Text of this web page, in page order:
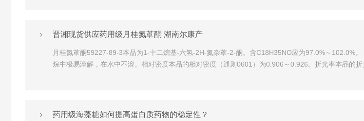
晋湘现货供应药用级月桂氮䓬酮 湖南尔康产
月桂氮䓬酮59227-89-3本品为1-十二烷基-六氢-2H-氮杂䓬-2-酮。含C18H35NO应为97.0%～102.0%
烷中极易溶解，在水中不溶。相对密度本品的相对密度（通则0601）为0.906～0.926。折光率本品的
药用级海藻糖如何提高蛋白质药物的稳定性？